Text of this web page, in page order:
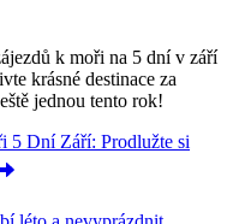
k moři na 5 dní v září
krásné destinace za
jednou tento rok!
5 Dní Září: Prodlužte si